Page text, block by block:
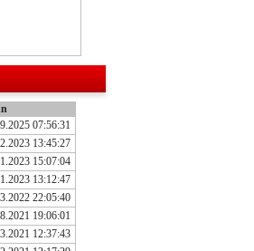
07:56:31
13:45:27
15:07:04
13:12:47
22:05:40
19:06:01
12:37:43